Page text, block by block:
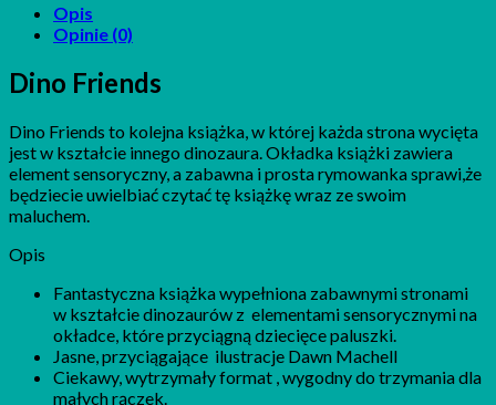
Opis
Opinie (0)
Dino Friends
Dino Friends to kolejna książka, w której każda strona wycięta
jest w kształcie innego dinozaura. Okładka książki zawiera
element sensoryczny, a zabawna i prosta rymowanka sprawi,że
będziecie uwielbiać czytać tę książkę wraz ze swoim
maluchem.
Opis
Fantastyczna książka wypełniona zabawnymi stronami
w kształcie dinozaurów z elementami sensorycznymi na
okładce, które przyciągną dziecięce paluszki.
Jasne, przyciągające ilustracje Dawn Machell
Ciekawy, wytrzymały format , wygodny do trzymania dla
małych rączek.